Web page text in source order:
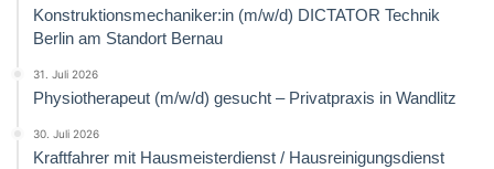
Konstruktionsmechaniker:in (m/w/d) DICTATOR Technik
Berlin am Standort Bernau
31. Juli 2026
Physiotherapeut (m/w/d) gesucht – Privatpraxis in Wandlitz
30. Juli 2026
Kraftfahrer mit Hausmeisterdienst / Hausreinigungsdienst